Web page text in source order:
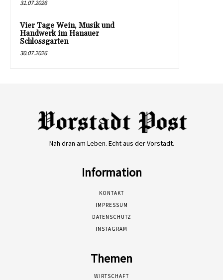
31.07.2026
Vier Tage Wein, Musik und
Handwerk im Hanauer
Schlossgarten
30.07.2026
Nah dran am Leben. Echt aus der Vorstadt.
Information
KONTAKT
IMPRESSUM
DATENSCHUTZ
INSTAGRAM
Themen
WIRTSCHAFT